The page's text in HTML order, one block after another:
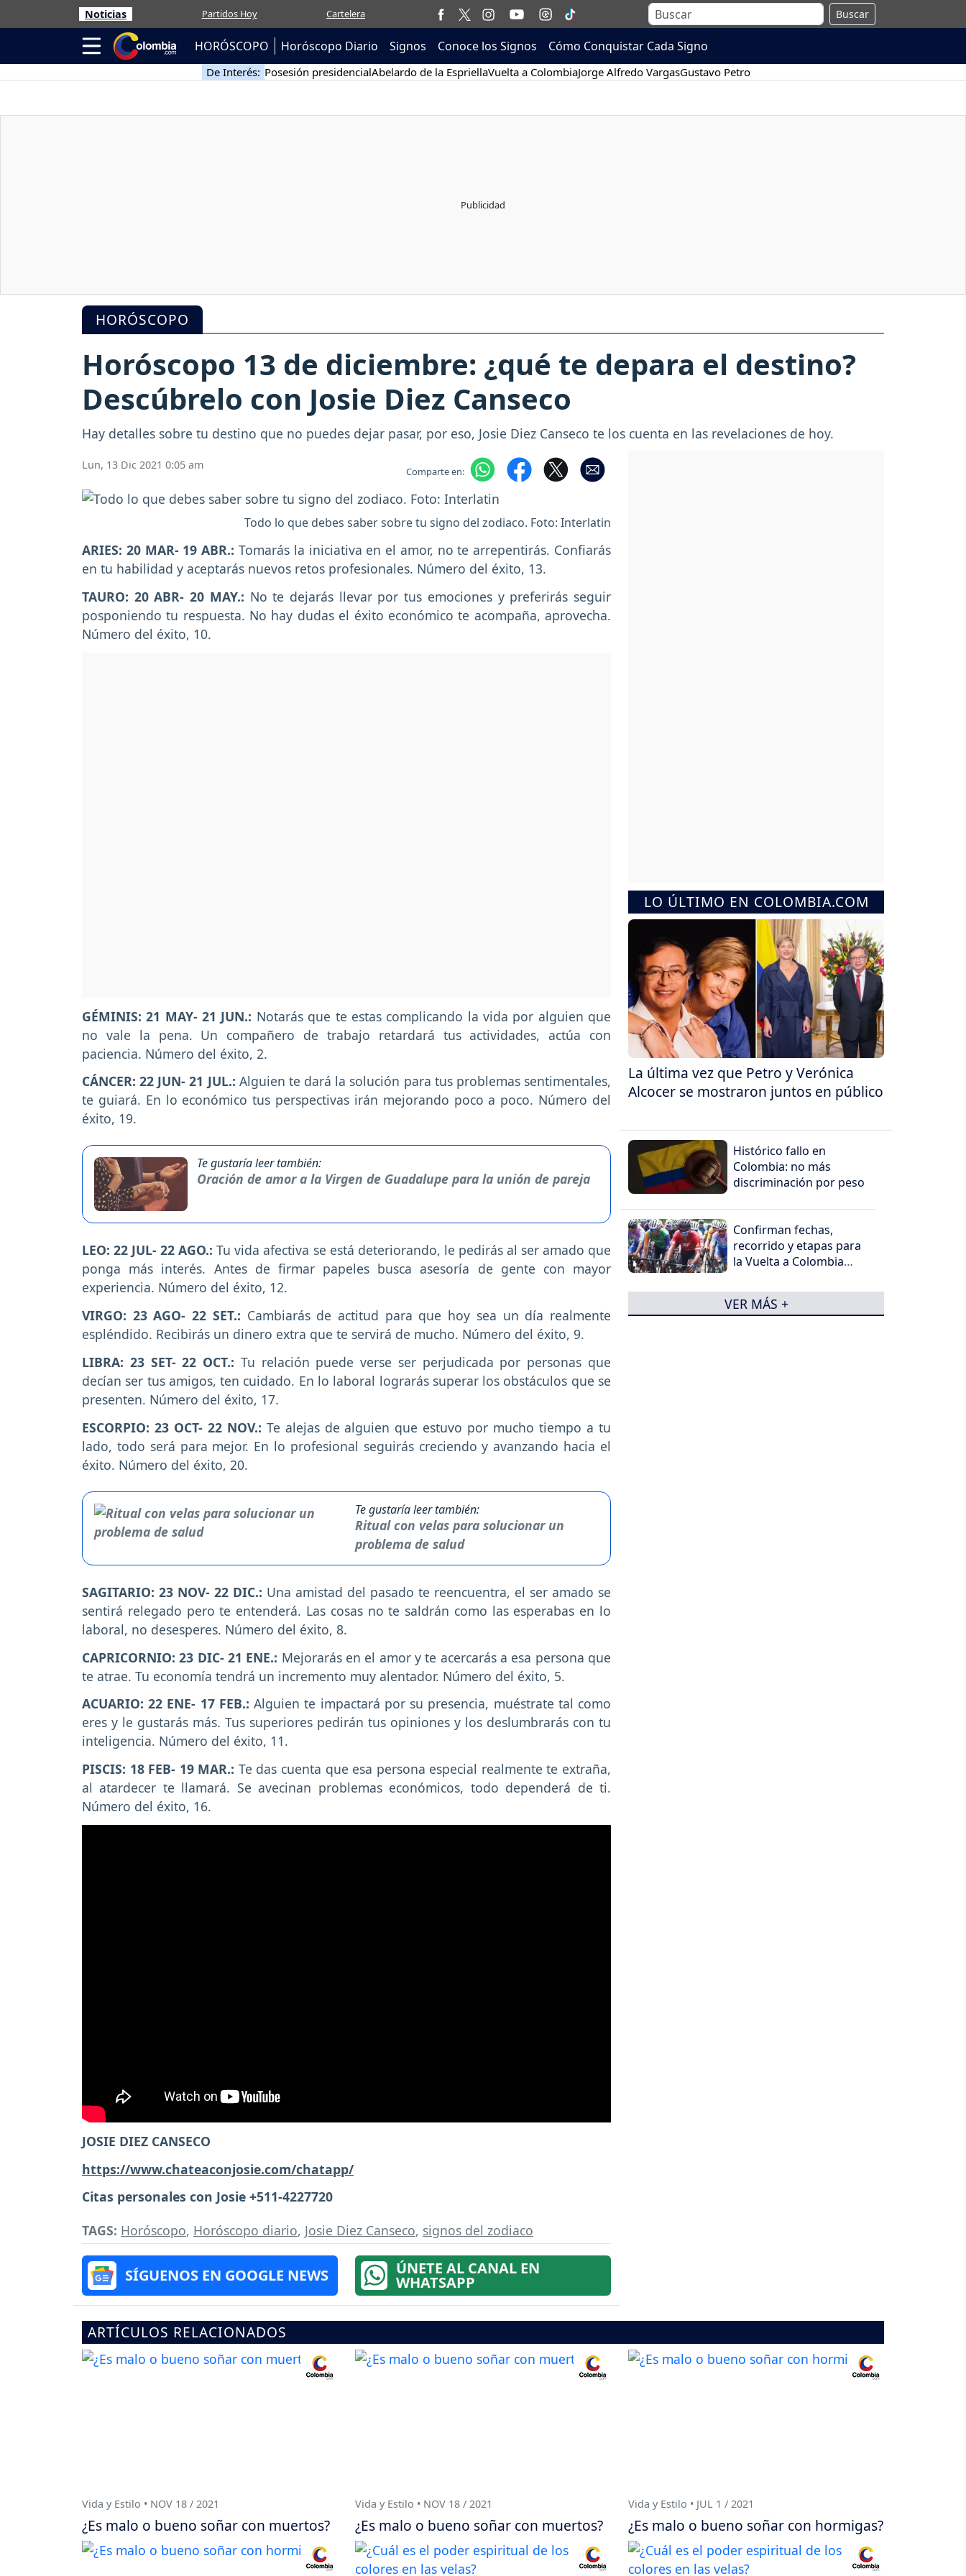
Noticias Partidos Hoy Cartelera Buscar
HORÓSCOPO Horóscopo Diario Signos Conoce los Signos Cómo Conquistar Cada Signo
De Interés: Posesión presidencialAbelardo de la EspriellaVuelta a ColombiaJorge Alfredo VargasGustavo Petro
HORÓSCOPO
Horóscopo 13 de diciembre: ¿qué te depara el destino?
Descúbrelo con Josie Diez Canseco
Hay detalles sobre tu destino que no puedes dejar pasar, por eso, Josie Diez Canseco te los cuenta en las revelaciones de hoy.
Lun, 13 Dic 2021 0:05 am Comparte en:
Todo lo que debes saber sobre tu signo del zodiaco. Foto: Interlatin
ARIES: 20 MAR- 19 ABR.: Tomarás la iniciativa en el amor, no te arrepentirás. Confiarás
en tu habilidad y aceptarás nuevos retos profesionales. Número del éxito, 13.
TAURO: 20 ABR- 20 MAY.: No te dejarás llevar por tus emociones y preferirás seguir
posponiendo tu respuesta. No hay dudas el éxito económico te acompaña, aprovecha.
Número del éxito, 10.
GÉMINIS: 21 MAY- 21 JUN.: Notarás que te estas complicando la vida por alguien que
no vale la pena. Un compañero de trabajo retardará tus actividades, actúa con
paciencia. Número del éxito, 2.
CÁNCER: 22 JUN- 21 JUL.: Alguien te dará la solución para tus problemas sentimentales,
te guiará. En lo económico tus perspectivas irán mejorando poco a poco. Número del
éxito, 19.
Te gustaría leer también:
Oración de amor a la Virgen de Guadalupe para la unión de pareja
LEO: 22 JUL- 22 AGO.:Tu vida afectiva se está deteriorando, le pedirás al ser amado que
ponga más interés. Antes de firmar papeles busca asesoría de gente con mayor
experiencia. Número del éxito, 12.
VIRGO: 23 AGO- 22 SET.: Cambiarás de actitud para que hoy sea un día realmente
espléndido. Recibirás un dinero extra que te servirá de mucho. Número del éxito, 9.
LIBRA: 23 SET- 22 OCT.: Tu relación puede verse ser perjudicada por personas que
decían ser tus amigos, ten cuidado. En lo laboral lograrás superar los obstáculos que se
presenten. Número del éxito, 17.
ESCORPIO: 23 OCT- 22 NOV.: Te alejas de alguien que estuvo por mucho tiempo a tu
lado, todo será para mejor. En lo profesional seguirás creciendo y avanzando hacia el
éxito. Número del éxito, 20.
Te gustaría leer también:
Ritual con velas para solucionar un
problema de salud
SAGITARIO: 23 NOV- 22 DIC.: Una amistad del pasado te reencuentra, el ser amado se
sentirá relegado pero te entenderá. Las cosas no te saldrán como las esperabas en lo
laboral, no desesperes. Número del éxito, 8.
CAPRICORNIO: 23 DIC- 21 ENE.: Mejorarás en el amor y te acercarás a esa persona que
te atrae. Tu economía tendrá un incremento muy alentador. Número del éxito, 5.
ACUARIO: 22 ENE- 17 FEB.:Alguien te impactará por su presencia, muéstrate tal como
eres y le gustarás más. Tus superiores pedirán tus opiniones y los deslumbrarás con tu
inteligencia. Número del éxito, 11.
PISCIS: 18 FEB- 19 MAR.: Te das cuenta que esa persona especial realmente te extraña,
al atardecer te llamará. Se avecinan problemas económicos, todo dependerá de ti.
Número del éxito, 16.
JOSIE DIEZ CANSECO
https://www.chateaconjosie.com/chatapp/
Citas personales con Josie +511-4227720
TAGS: Horóscopo, Horóscopo diario, Josie Diez Canseco, signos del zodiaco
SÍGUENOS EN GOOGLE NEWS ÚNETE AL CANAL EN
WHATSAPP
LO ÚLTIMO EN COLOMBIA.COM
La última vez que Petro y Verónica
Alcocer se mostraron juntos en público
Histórico fallo en
Colombia: no más
discriminación por peso
Confirman fechas,
recorrido y etapas para
la Vuelta a Colombia
VER MÁS +
ARTÍCULOS RELACIONADOS
Vida y Estilo • NOV 18 / 2021
¿Es malo o bueno soñar con muertos?
Vida y Estilo • NOV 18 / 2021
¿Es malo o bueno soñar con muertos?
Vida y Estilo • JUL 1 / 2021
¿Es malo o bueno soñar con hormigas?